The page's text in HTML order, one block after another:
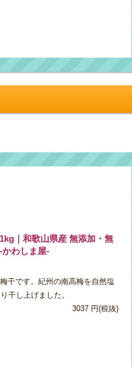
｜和歌山県産 無添加・無
わしま屋-
干です。紀州の南高梅を自然塩
干し上げました。
3037 円(税抜)